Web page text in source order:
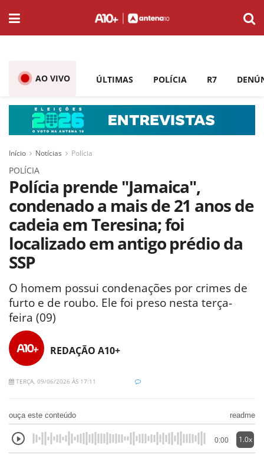
AO VIVO ÚLTIMAS POLÍCIA R7
Início Notícias Polícia
POLÍCIA
Polícia prende "Jamaica",
condenado a mais de 21 anos de
cadeia em Teresina; foi
localizado em antigo prédio da
SSP
O homem possui condenações por crimes de
furto e de roubo. Ele foi preso nesta terça-
feira (09)
REDAÇÃO A10+
TERÇA, 09/06/2026 ÀS 17:11
ouça este conteúdo readme
0:00 1.0x